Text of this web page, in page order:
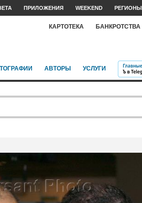
ПРИЛОЖЕНИЯ WEEKEND РЕГИОНЫ
КАРТОТЕКА БАНКРОТСТВА
АВТОРЫ УСЛУГИ